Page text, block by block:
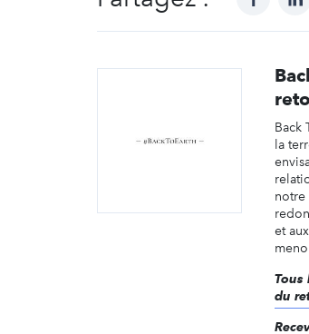
Back
la
notre
et
Tous
du